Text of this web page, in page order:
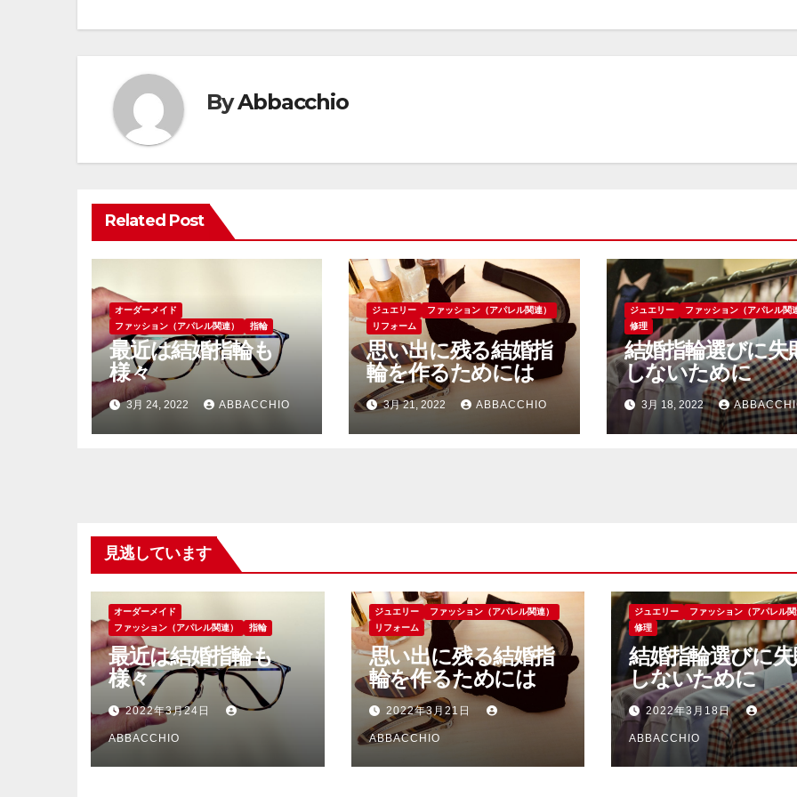
ビ
ゲ
ー
シ
ョ
ン
ByAbbacchio
Related Post
オーダーメイド
ファッション（アパレル関連）
指輪
最近は結婚指輪も
様々
3月 24, 2022 ABBACCHIO
ジュエリー
ファッション（アパレル関連）
リフォーム
思い出に残る結婚指
輪を作るためには
3月 21, 2022 ABBACCHIO
ジュエリー
ファッション（アパレル関
修理
結婚指輪選びに失
しないために
3月 18, 2022
見逃しています
オーダーメイド
ファッション（アパレル関連）
指輪
最近は結婚指輪も
様々
2022年3月24日
ABBACCHIO
ジュエリー
ファッション（アパレル関連）
リフォーム
思い出に残る結婚指
輪を作るためには
2022年3月21日
ABBACCHIO
ジュエリー
ファッション（アパレル
修理
結婚指輪選びに
しないために
2022年3月18日
ABBACCHIO